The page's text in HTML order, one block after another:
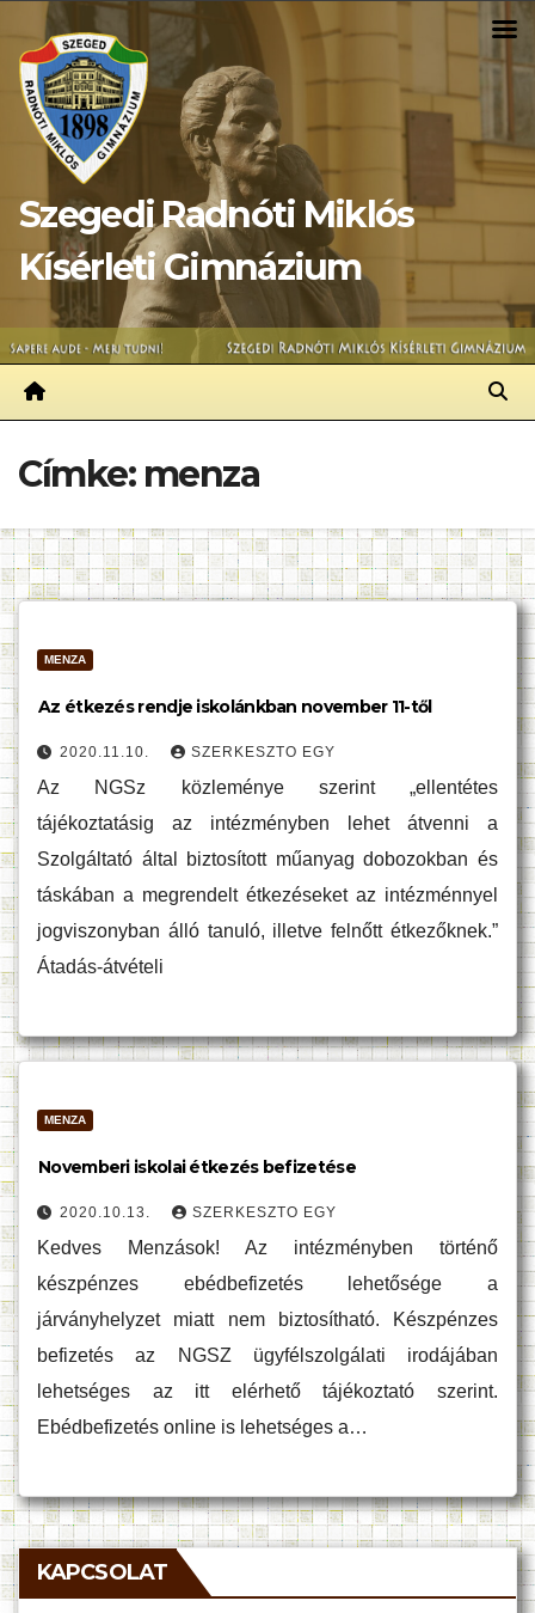
content
Szegedi Radnóti Miklós
Kísérleti Gimnázium
Címke: menza
MENZA
Az étkezés rendje iskolánkban november 11-től
2020.11.10. SZERKESZTO EGY
Az NGSz közleménye szerint „ellentétes
tájékoztatásig az intézményben lehet átvenni a
Szolgáltató által biztosított műanyag dobozokban és
táskában a megrendelt étkezéseket az intézménnyel
jogviszonyban álló tanuló, illetve felnőtt étkezőknek.”
Átadás-átvételi
MENZA
Novemberi iskolai étkezés befizetése
2020.10.13. SZERKESZTO EGY
Kedves Menzások! Az intézményben történő
készpénzes ebédbefizetés lehetősége a
járványhelyzet miatt nem biztosítható. Készpénzes
befizetés az NGSZ ügyfélszolgálati irodájában
lehetséges az itt elérhető tájékoztató szerint.
Ebédbefizetés online is lehetséges a…
KAPCSOLAT